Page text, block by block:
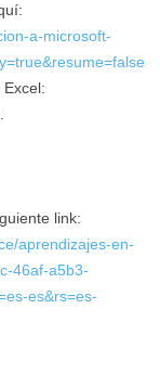
a-microsoft-
link:
aprendizajes-en-
46af-a5b3-
es&rs=es-